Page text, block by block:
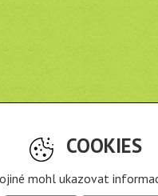
COOKIES
mohl ukazovat